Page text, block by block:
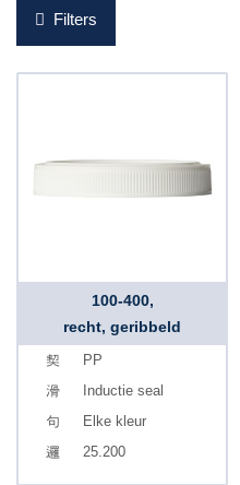
Filters
100-400,
recht, geribbeld
PP
Inductie seal
Elke kleur
25.200